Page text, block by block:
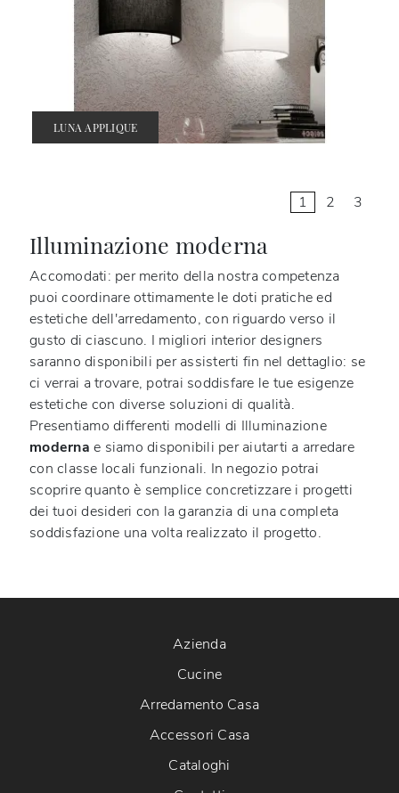
LUNA APPLIQUE
1 2 3
Illuminazione moderna
Accomodati: per merito della nostra competenza
puoi coordinare ottimamente le doti pratiche ed
estetiche dell'arredamento, con riguardo verso il
gusto di ciascuno. I migliori interior designers
saranno disponibili per assisterti fin nel dettaglio: se
ci verrai a trovare, potrai soddisfare le tue esigenze
estetiche con diverse soluzioni di qualità.
Presentiamo differenti modelli di Illuminazione
moderna e siamo disponibili per aiutarti a arredare
con classe locali funzionali. In negozio potrai
scoprire quanto è semplice concretizzare i progetti
dei tuoi desideri con la garanzia di una completa
soddisfazione una volta realizzato il progetto.
Azienda
Cucine
Arredamento Casa
Accessori Casa
Cataloghi